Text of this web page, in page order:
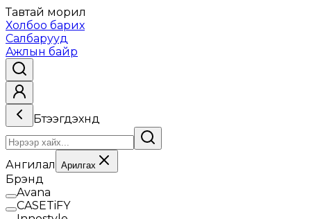
Тавтай морил
Холбоо барих
Салбарууд
Ажлын байр
Бүтээгдэхүүнүүд
Ангилал Арилгах
Брэнд
Avana
CASETiFY